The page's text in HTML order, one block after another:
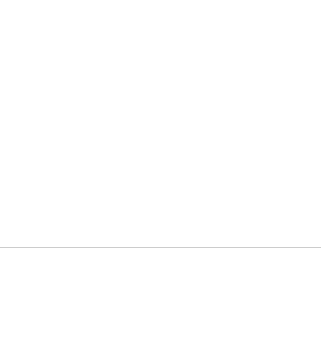
na umístění